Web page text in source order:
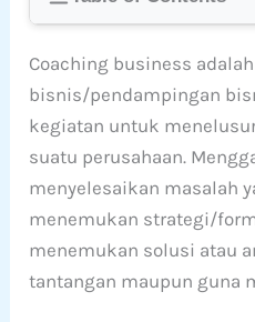
Coaching business
bisnis/pendampingan
kegiatan untuk
suatu perusahaan.
menyelesaikan masalah
menemukan strategi/
menemukan solusi atau
tantangan maupun guna